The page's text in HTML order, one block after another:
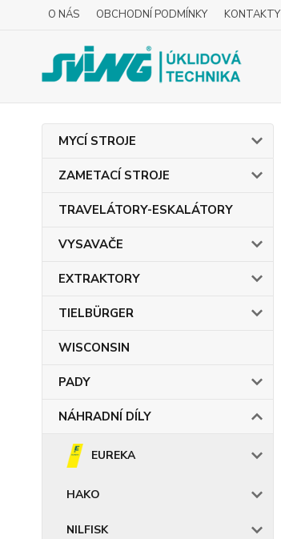
O NÁS OBCHODNÍ PODMÍNKY KONTAKTY
MYCÍ STROJE
ZAMETACÍ STROJE
TRAVELÁTORY-ESKALÁTORY
VYSAVAČE
EXTRAKTORY
TIELBÜRGER
WISCONSIN
PADY
NÁHRADNÍ DÍLY
EUREKA
HAKO
NILFISK